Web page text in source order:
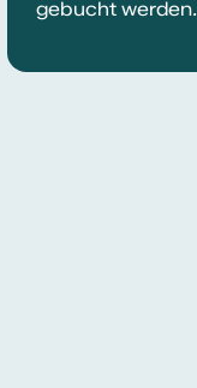
gebucht werden.